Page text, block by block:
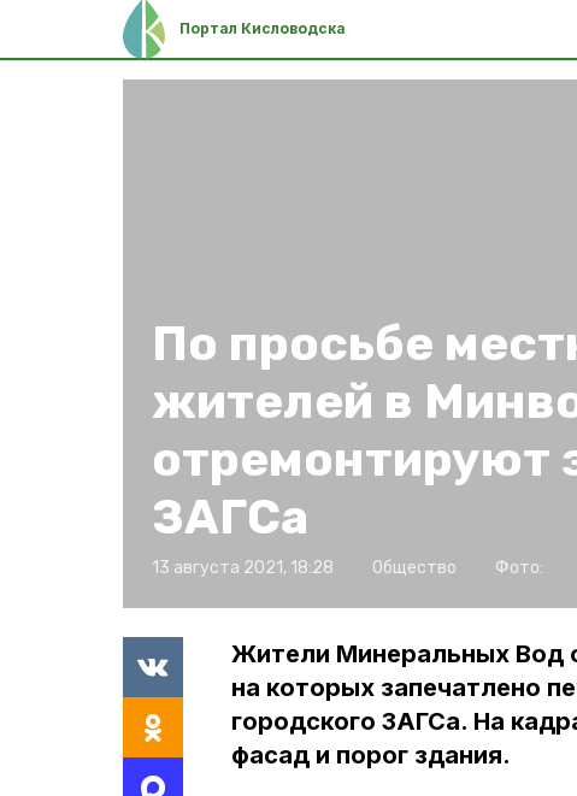
Портал Кисловодска
По просьбе
жителей в
отремонтируют
ЗАГСа
13 августа 2021, 18:28 Общество Фото:
Жители Минеральных Вод
на которых запечатлено
городского ЗАГСа. На
фасад и порог здания.